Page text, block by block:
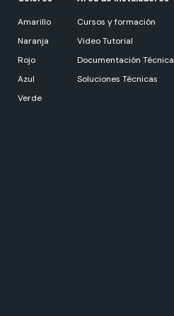
Amarillo
Naranja
Rojo
Azul
Verde
Cursos y formación
Video Tutorial
Documentación Técnica
Soluciones Técnicas